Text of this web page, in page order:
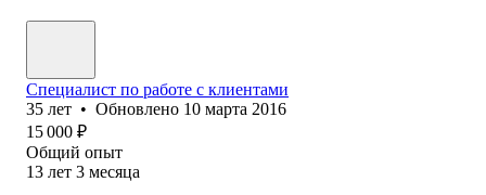
Специалист по работе с клиентами
35 лет • Обновлено 10 марта 2016
15 000 ₽
Общий опыт
13 лет 3 месяца